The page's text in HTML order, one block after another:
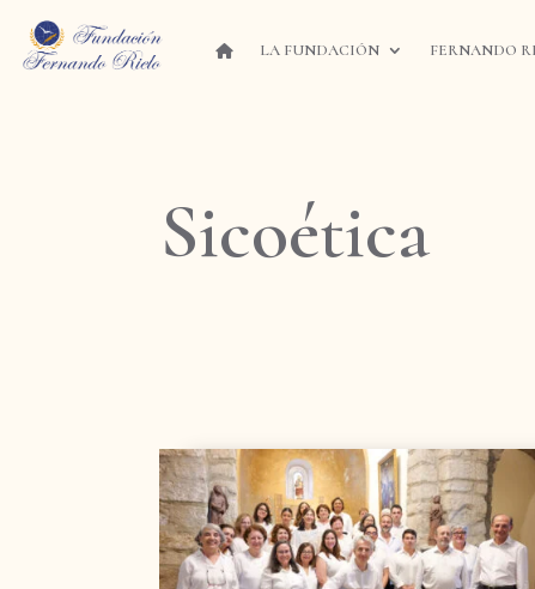
LA FUNDACIÓN FERNANDO
Sicoética